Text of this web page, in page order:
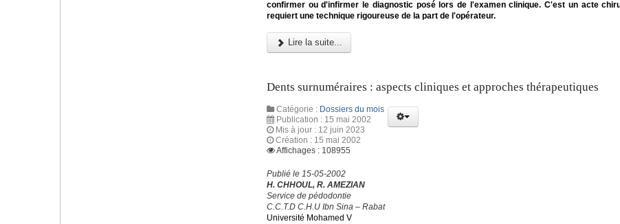
confirmer ou d'infirmer le diagnostic posé lors de l'examen clinique. C'est un acte
requiert une technique rigoureuse de la part de l'opérateur.
Lire la suite...
Dents surnuméraires : aspects cliniques et approches thérapeutiques
Catégorie : Dossiers du mois
Publication : 15 mai 2002
Mis à jour : 12 juin 2023
Création : 15 mai 2002
Affichages : 108955
Publié le 15-05-2002
H. CHHOUL, R. AMEZIAN
Service de pédodontie
C.C.T.D C.H.U Ibn Sina – Rabat
Université Mohamed V